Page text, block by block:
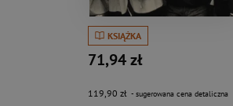
KSIĄŻKA
71,94 zł
119,90 zł - sugerowana cena detaliczna